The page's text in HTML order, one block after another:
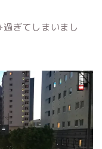
ぎてしまいまし